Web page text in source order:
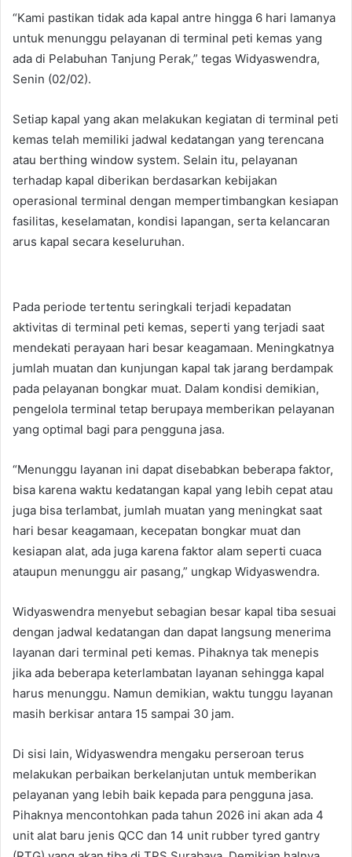
“Kami pastikan tidak ada kapal antre hingga 6 hari lamanya
untuk menunggu pelayanan di terminal peti kemas yang
ada di Pelabuhan Tanjung Perak,” tegas Widyaswendra,
Senin (02/02).
Setiap kapal yang akan melakukan kegiatan di terminal peti
kemas telah memiliki jadwal kedatangan yang terencana
atau berthing window system. Selain itu, pelayanan
terhadap kapal diberikan berdasarkan kebijakan
operasional terminal dengan mempertimbangkan kesiapan
fasilitas, keselamatan, kondisi lapangan, serta kelancaran
arus kapal secara keseluruhan.
Pada periode tertentu seringkali terjadi kepadatan
aktivitas di terminal peti kemas, seperti yang terjadi saat
mendekati perayaan hari besar keagamaan. Meningkatnya
jumlah muatan dan kunjungan kapal tak jarang berdampak
pada pelayanan bongkar muat. Dalam kondisi demikian,
pengelola terminal tetap berupaya memberikan pelayanan
yang optimal bagi para pengguna jasa.
“Menunggu layanan ini dapat disebabkan beberapa faktor,
bisa karena waktu kedatangan kapal yang lebih cepat atau
juga bisa terlambat, jumlah muatan yang meningkat saat
hari besar keagamaan, kecepatan bongkar muat dan
kesiapan alat, ada juga karena faktor alam seperti cuaca
ataupun menunggu air pasang,” ungkap Widyaswendra.
Widyaswendra menyebut sebagian besar kapal tiba sesuai
dengan jadwal kedatangan dan dapat langsung menerima
layanan dari terminal peti kemas. Pihaknya tak menepis
jika ada beberapa keterlambatan layanan sehingga kapal
harus menunggu. Namun demikian, waktu tunggu layanan
masih berkisar antara 15 sampai 30 jam.
Di sisi lain, Widyaswendra mengaku perseroan terus
melakukan perbaikan berkelanjutan untuk memberikan
pelayanan yang lebih baik kepada para pengguna jasa.
Pihaknya mencontohkan pada tahun 2026 ini akan ada 4
unit alat baru jenis QCC dan 14 unit rubber tyred gantry